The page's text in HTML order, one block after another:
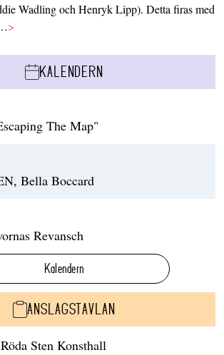
Wadling och Henryk Lipp). Detta firas med
>
KALENDERN
The Map"
Bella Boccard
Revansch
Kalendern
ANSLAGSTAVLAN
Sten Konsthall